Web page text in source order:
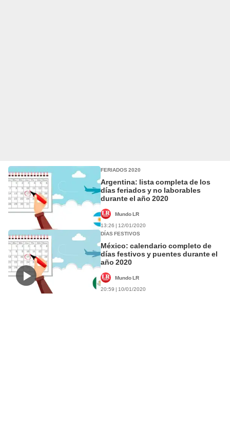
FERIADOS 2020
Argentina: lista completa de los
días feriados y no laborables
durante el año 2020
Mundo LR
13:26 | 12/01/2020
DÍAS FESTIVOS
México: calendario completo de
días festivos y puentes durante el
año 2020
Mundo LR
20:59 | 10/01/2020